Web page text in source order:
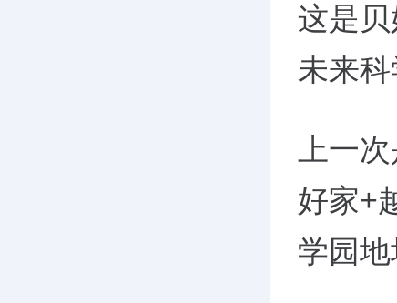
这是
未来科
上一
好家+
学园地